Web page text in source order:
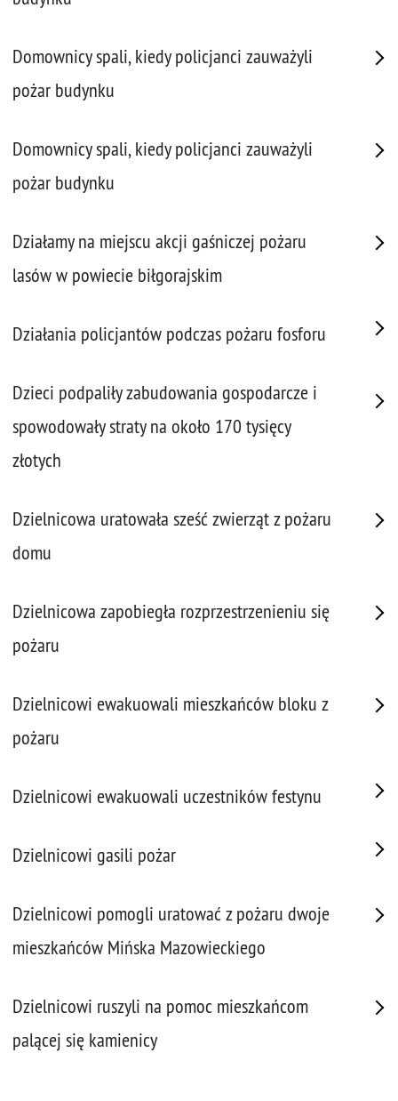
Domownicy spali, kiedy policjanci zauważyli
pożar budynku
Domownicy spali, kiedy policjanci zauważyli
pożar budynku
Działamy na miejscu akcji gaśniczej pożaru
lasów w powiecie biłgorajskim
Działania policjantów podczas pożaru fosforu
Dzieci podpaliły zabudowania gospodarcze i
spowodowały straty na około 170 tysięcy
złotych
Dzielnicowa uratowała sześć zwierząt z pożaru
domu
Dzielnicowa zapobiegła rozprzestrzenieniu się
pożaru
Dzielnicowi ewakuowali mieszkańców bloku z
pożaru
Dzielnicowi ewakuowali uczestników festynu
Dzielnicowi gasili pożar
Dzielnicowi pomogli uratować z pożaru dwoje
mieszkańców Mińska Mazowieckiego
Dzielnicowi ruszyli na pomoc mieszkańcom
palącej się kamienicy